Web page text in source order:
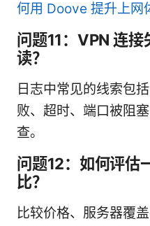
何用 Doove 提升上网
问题11：VPN 连
读？
日志中常见的线索包
败、超时、端口被阻
查。
问题12：如何评估
比？
比较价格、服务器覆